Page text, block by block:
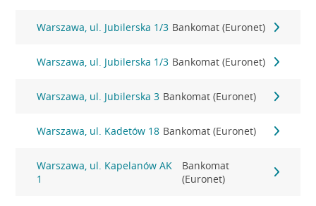
Warszawa, ul. Jubilerska 1/3 Bankomat (Euronet)
Warszawa, ul. Jubilerska 1/3 Bankomat (Euronet)
Warszawa, ul. Jubilerska 3 Bankomat (Euronet)
Warszawa, ul. Kadetów 18 Bankomat (Euronet)
Warszawa, ul. Kapelanów AK
1
Bankomat
(Euronet)